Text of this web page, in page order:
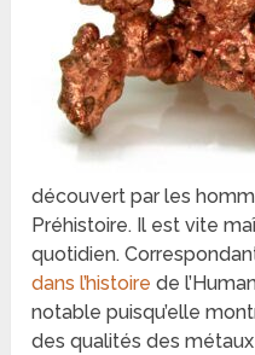
découvert par les
Préhistoire. Il est vite
quotidien.
dans l’histoire de
notable puisqu’elle
des qualités des